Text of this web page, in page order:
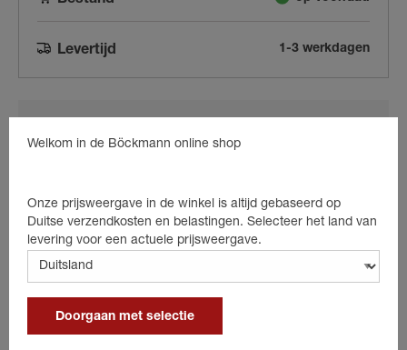
Levertijd 1-3 werkdagen
Beschreibung
Welkom in de Böckmann online shop
Onze prijsweergave in de winkel is altijd gebaseerd op
Duitse verzendkosten en belastingen. Selecteer het land van
levering voor een actuele prijsweergave.
Doorgaan met selectie